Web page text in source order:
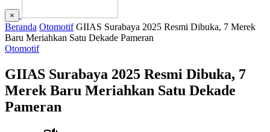
×
Beranda Otomotif GIIAS Surabaya 2025 Resmi Dibuka, 7 Merek
Baru Meriahkan Satu Dekade Pameran
Otomotif
GIIAS Surabaya 2025 Resmi Dibuka, 7
Merek Baru Meriahkan Satu Dekade
Pameran